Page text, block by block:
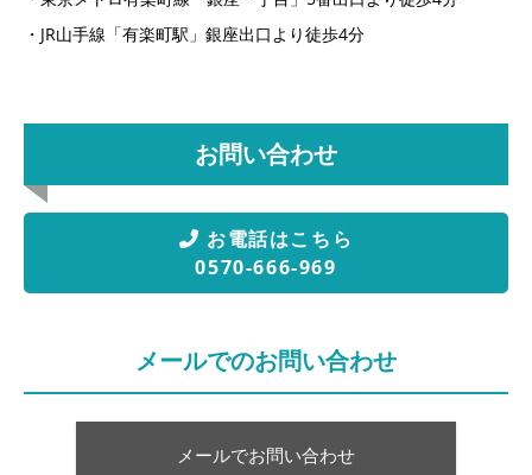
・JR山手線「有楽町駅」銀座出口より徒歩4分
お問い合わせ
お電話はこちら
0570-666-969
メールでのお問い合わせ
メールでお問い合わせ